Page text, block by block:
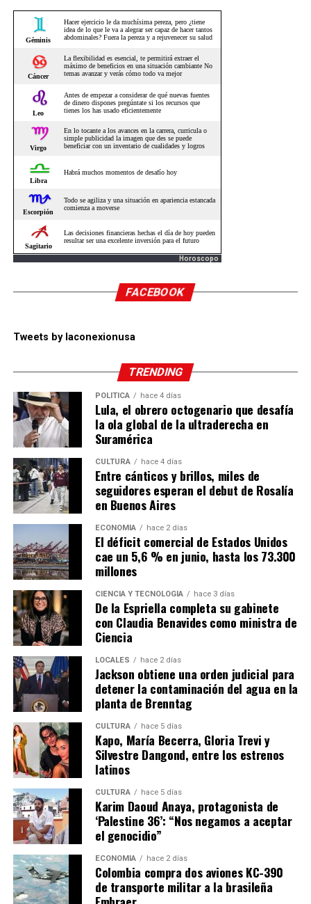
Horoscopo
FACEBOOK
Tweets by laconexionusa
TRENDING
POLÍTICA hace 4 días
Lula, el obrero octogenario que desafía
la ola global de la ultraderecha en
Suramérica
CULTURA hace 4 días
Entre cánticos y brillos, miles de
seguidores esperan el debut de Rosalía
en Buenos Aires
ECONOMÍA hace 2 días
El déficit comercial de Estados Unidos
cae un 5,6 % en junio, hasta los 73.300
millones
CIENCIA Y TECNOLOGÍA hace 3 días
De la Espriella completa su gabinete
con Claudia Benavides como ministra de
Ciencia
LOCALES hace 2 días
Jackson obtiene una orden judicial para
detener la contaminación del agua en la
planta de Brenntag
CULTURA hace 5 días
Kapo, María Becerra, Gloria Trevi y
Silvestre Dangond, entre los estrenos
latinos
CULTURA hace 5 días
Karim Daoud Anaya, protagonista de
‘Palestine 36’: “Nos negamos a aceptar
el genocidio”
ECONOMÍA hace 2 días
Colombia compra dos aviones KC-390
de transporte militar a la brasileña